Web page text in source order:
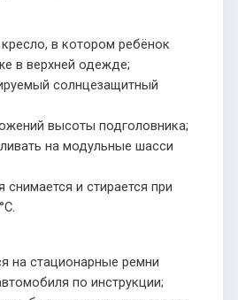
в котором ребёнок
в верхней одежде;
солнцезащитный
высоты подголовника;
на модульные шасси
и стирается при
на стационарные ремни
по инструкции;